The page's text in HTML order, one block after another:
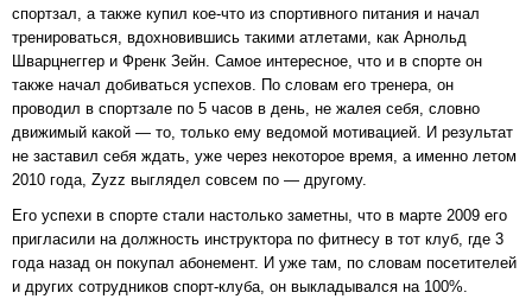
спортзал, а также купил кое-что из спортивного питания и начал
тренироваться, вдохновившись такими атлетами, как Арнольд
Шварцнеггер и Френк Зейн. Самое интересное, что и в спорте он
также начал добиваться успехов. По словам его тренера, он
проводил в спортзале по 5 часов в день, не жалея себя, словно
движимый какой — то, только ему ведомой мотивацией. И результат
не заставил себя ждать, уже через некоторое время, а именно летом
2010 года, Zyzz выглядел совсем по — другому.
Его успехи в спорте стали настолько заметны, что в марте 2009 его
пригласили на должность инструктора по фитнесу в тот клуб, где 3
года назад он покупал абонемент. И уже там, по словам посетителей
и других сотрудников спорт-клуба, он выкладывался на 100%.